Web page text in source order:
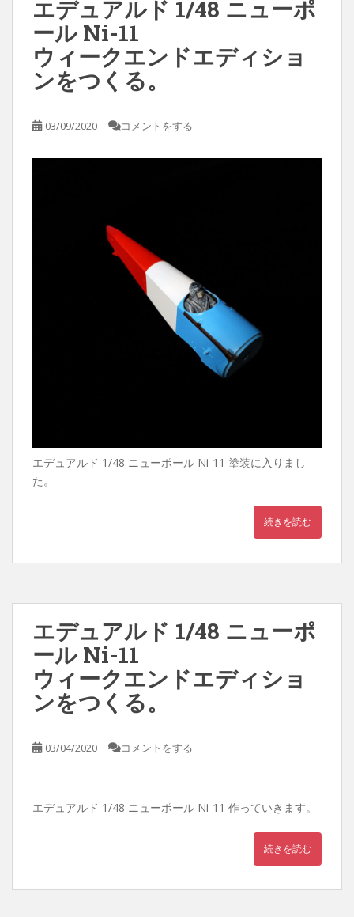
エデュアルド 1/48 ニューポ
ール Ni-11
ウィークエンドエディショ
ンをつくる。
03/09/2020 コメントをする
エデュアルド 1/48 ニューポール Ni-11 塗装に入りまし
た。
続きを読む
エデュアルド 1/48 ニューポ
ール Ni-11
ウィークエンドエディショ
ンをつくる。
03/04/2020 コメントをする
エデュアルド 1/48 ニューポール Ni-11 作っていきます。
続きを読む